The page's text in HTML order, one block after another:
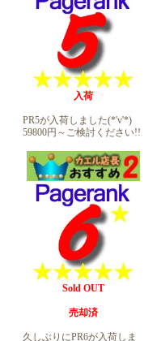
入荷
PR5が入荷しました(*'v'*)
59800円～ご検討ください!!
Sold OUT
売却済
久しぶりにPR6が入荷しま